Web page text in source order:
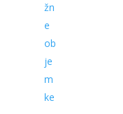
žn
e
ob
je
m
ke